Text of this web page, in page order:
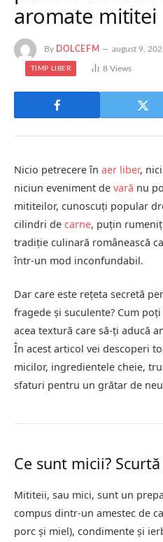
aromate mititei
By DOLCEFM august 9,
TIMP LIBER 8 Views
Nicio petrecere în aer liber,
niciun eveniment de vară nu
mititeilor, cunoscuți popular
cilindri de carne, puțin
tradiție culinară românească
într-un mod inconfundabil.
Dar care este rețeta secretă
fragede și suculente? Cum
acea textură care să-ți aducă
În acest articol vei descoperi
micilor, ingredientele cheie,
sfaturi pentru un grătar de
Ce sunt micii?
Mititeii, sau mici, sunt un
compus dintr-un amestec de
porc și miel), condimente și